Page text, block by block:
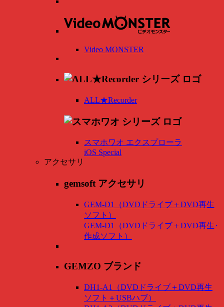
Video MONSTER
ALL★Recorder
スマホワオ エクスプローラ
iOS Special
アクセサリ
gemsoft アクセサリ
GEM-D1（DVDドライブ＋DVD再生
ソフト）
GEM-D1（DVDドライブ＋DVD再生･
作成ソフト）
GEMZO ブランド
DH1-A1（DVDドライブ＋DVD再生
ソフト＋USBハブ）